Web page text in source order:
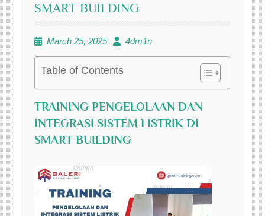
SMART BUILDING
March 25, 2025 4dm1n
Table of Contents
TRAINING PENGELOLAAN DAN
INTEGRASI SISTEM LISTRIK DI
SMART BUILDING